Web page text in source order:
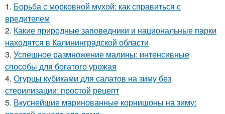
1. Борьба с морковной мухой: как справиться с
вредителем
2. Какие природные заповедники и национальные парки
находятся в Калининградской области
3. Успешное размножение малины: интенсивные
способы для богатого урожая
4. Огурцы кубиками для салатов на зиму без
стерилизации: простой рецепт
5. Вкуснейшие маринованные корнишоны на зиму: